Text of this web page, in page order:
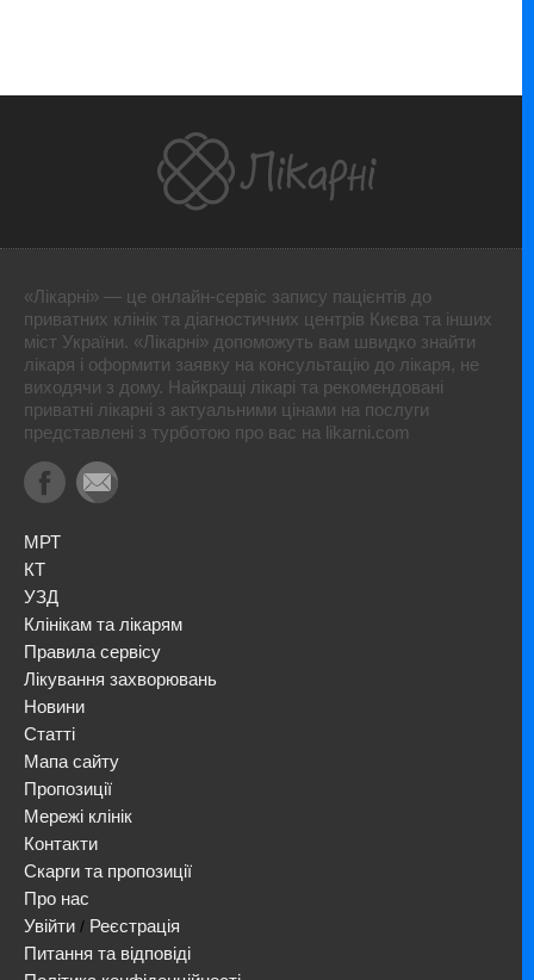
«Лікарні» — це онлайн-сервіс запису пацієнтів до
приватних клінік та діагностичних центрів Києва та інших
міст України. «Лікарні» допоможуть вам швидко знайти
лікаря і оформити заявку на консультацію до лікаря, не
виходячи з дому. Найкращі лікарі та рекомендовані
приватні лікарні з актуальними цінами на послуги
представлені з турботою про вас на likarni.com
МРТ
КТ
УЗД
Клінікам та лікарям
Правила сервісу
Лікування захворювань
Новини
Статті
Мапа сайту
Пропозиції
Мережі клінік
Контакти
Скарги та пропозиції
Про нас
Увійти / Реєстрація
Питання та відповіді